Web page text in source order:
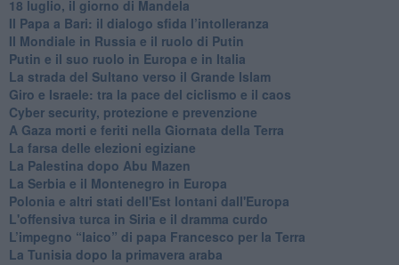
18 luglio, il giorno di Mandela
Il Papa a Bari: il dialogo sfida l’intolleranza
Il Mondiale in Russia e il ruolo di Putin
Putin e il suo ruolo in Europa e in Italia
La strada del Sultano verso il Grande Islam
Giro e Israele: tra la pace del ciclismo e il caos
Cyber security, protezione e prevenzione
A Gaza morti e feriti nella Giornata della Terra
La farsa delle elezioni egiziane
La Palestina dopo Abu Mazen
La Serbia e il Montenegro in Europa
Polonia e altri stati dell'Est lontani dall'Europa
L'offensiva turca in Siria e il dramma curdo
L’impegno “laico” di papa Francesco per la Terra
La Tunisia dopo la primavera araba